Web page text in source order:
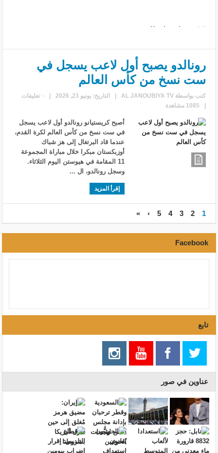
رونالدو يصبح أول لاعب يسجل في
ست نسخ من كأس العالم
كتب بواسطةAL JANOUBIYA TV
| التاريخ: يونيو 23, 2026 |
٠ تعليقات
|
1085 مشاهدة
أصبح كريستيانو رونالدو ‌أول ‌لاعب يسجل
‌في ست نسخ من كأس العالم لكرة القدم،
عندما ⁠قاد البرتغال إلى هز شباك
أوزبكستان مبكرا ​خلال مباراة المجموعة
11 المقامة في ⁠هيوستن اليوم الثلاثاء.
وسجل رونالدو، ال ...
إقرأ المزيد
1
2
3
4
5
›
»
Facebook
تابع
عناوين في صور